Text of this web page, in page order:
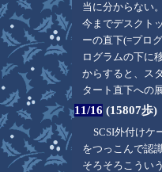
当に分からない
今までデスクト
ーの直下(=プロ
ログラムの下に
からすると、ス
タート直下への
11/16 (15807歩)
SCSI外付けケ
をつっこんで認
そろそろこうい